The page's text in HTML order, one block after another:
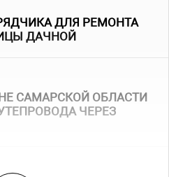
ДЛЯ РЕМОНТА
ДАЧНОЙ
САМАРСКОЙ ОБЛАСТИ
ЧЕРЕЗ